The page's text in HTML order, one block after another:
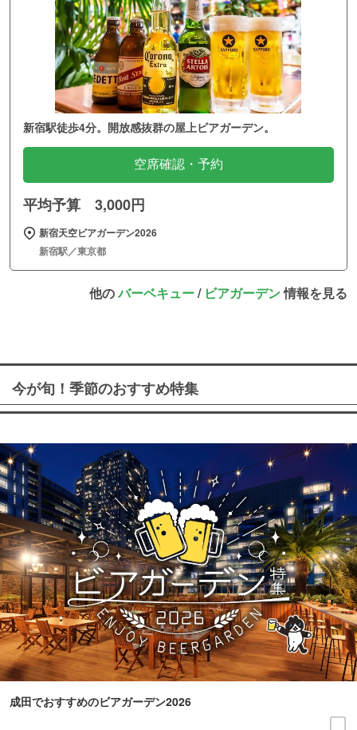
新宿駅徒歩4分。開放感抜群の屋上ビアガーデン。
空席確認・予約
平均予算 3,000円
新宿天空ビアガーデン2026
新宿駅／東京都
他のバーベキュー/ ビアガーデン情報を見る
今が旬！季節のおすすめ特集
成田でおすすめのビアガーデン2026